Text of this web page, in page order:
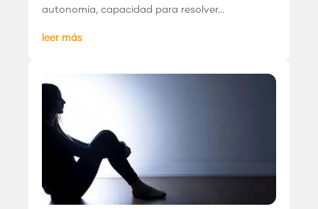
autonomía, capacidad para resolver...
leer más